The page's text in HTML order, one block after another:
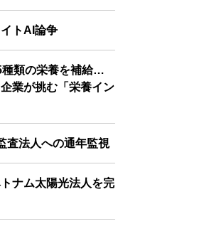
トAI論争
種類の栄養を補給…
業が挑む「栄養イン
査法人への通年監視
ナム太陽光法人を完